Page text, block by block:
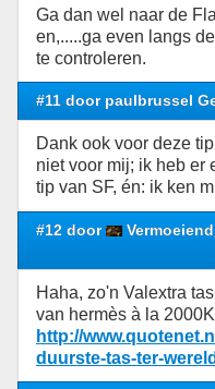
Ga dan wel naar de
en,.....ga even langs
te controleren.
#11 door paulbrussel
Dank ook voor deze
niet voor mij; ik heb er
tip van SF, én: ik ken
#12 door
Haha, zo'n Valextra
van hermès à la
http://
duurste-tas-ter-